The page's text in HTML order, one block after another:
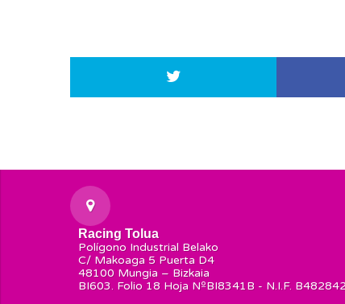
Racing Tolua
Polígono Industrial Belako
C/ Makoaga 5 Puerta D4
48100 Mungia – Bizkaia
BI603. Folio 18 Hoja NºBI8341B - N.I.F.